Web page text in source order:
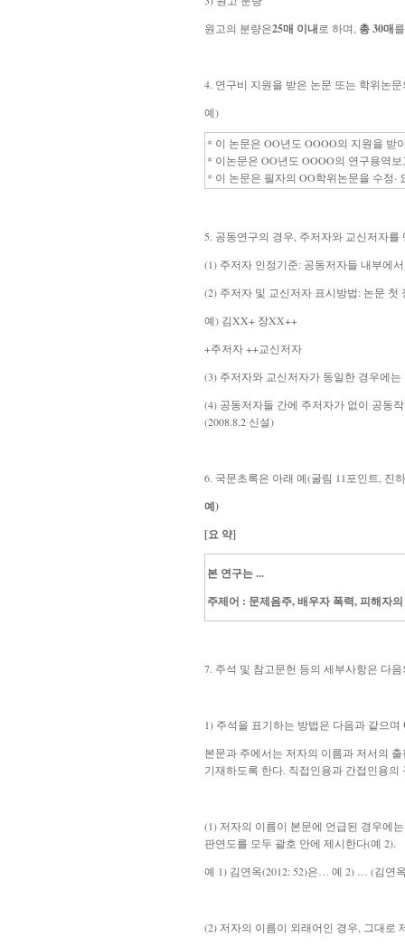
원고의 분량은25매 이내로 하며, 총 30매
4. 연구비 지원을 받은 논문 또는 학위논
예)
* 이 논문은 OO년도 OOOO의 지원을 받
* 이논문은 OO년도 OOOO의 연구용역
* 이 논문은 필자의 OO학위논문을 수정·
5. 공동연구의 경우, 주저자와 교신저자
(1) 주저자 인정기준: 공동저자들 내부에
(2) 주저자 및 교신저자 표시방법: 논문
예) 김XX+장XX++
+주저자++교신저자
(3) 주저자와 교신저자가 동일한 경우에
(4) 공동저자들 간에 주저자가 없이 공동
(2008.8.2 신설)
6. 국문초록은 아래 예(굴림 11포인트, 진
예)
[요 약]
본 연구는 ...
주제어 : 문제음주, 배우자 폭력, 피해자
7. 주석 및 참고문헌 등의 세부사항은 다
1) 주석을 표기하는 방법은 다음과 같으며
본문과 주에서는 저자의 이름과 저서의
기재하도록 한다. 직접인용과 간접인용
(1) 저자의 이름이 본문에 언급된 경우에
판연도를 모두 괄호 안에 제시한다(예 2).
예 1) 김연옥(2012: 52)은… 예 2) … (김연
(2) 저자의 이름이 외래어인 경우, 그대로